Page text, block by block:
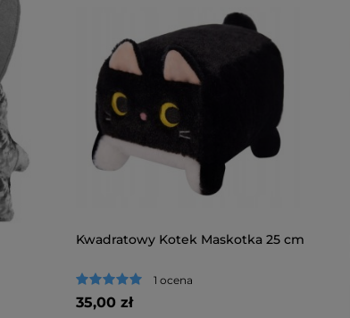
Kwadratowy Kotek Maskotka 25 cm
1 ocena
35,00 zł